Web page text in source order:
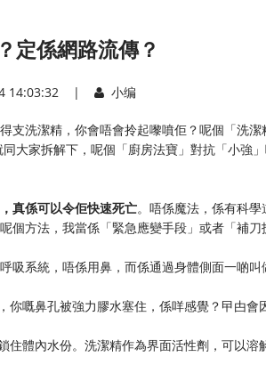
定係網路流傳？
14:03:32 | 小编
支洗潔精，你會唔會拎起嚟噴佢？呢個「洗潔
大家拆解下，呢個「廚房法寶」對抗「小強
真係可以令佢快速死亡。唔係魔法，係有科學
方法，我當係「緊急應變手段」或者「補刀
吸系統，唔係用鼻，而係通過身體側面一啲
你嘅鼻孔被強力膠水塞住，係咩感覺？曱甴會
住體內水份。洗潔精作為界面活性劑，可以溶